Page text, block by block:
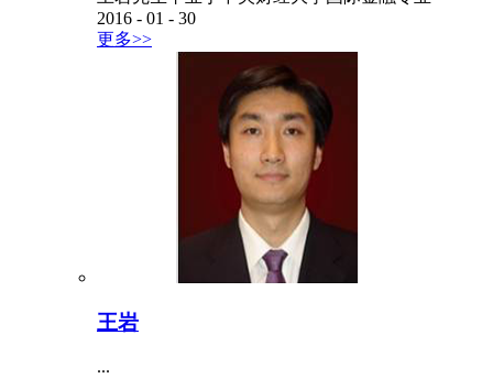
2016 - 01 - 30
更多>>
王岩
...